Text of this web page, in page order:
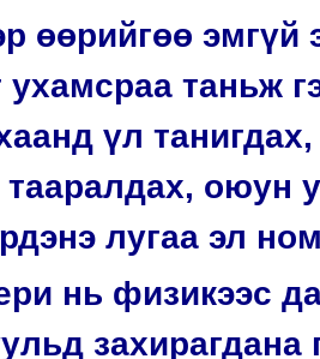
өөрийгөө эмгүй
ухамсраа таньж
үл
тааралдах, оюун
лугаа эл
нь физикээс
захирагдана